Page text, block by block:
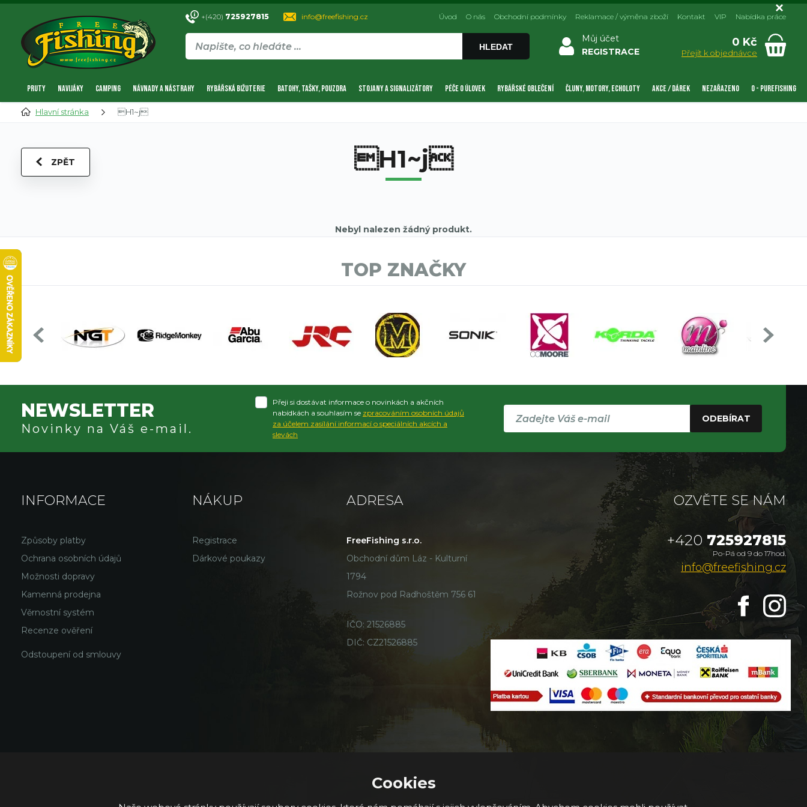
+(420) 725927815 info@freefishing.cz
HLEDAT
Můj účet
REGISTRACE
0 Kč
Přejít k objednávce
Úvod O nás Obchodní podmínky Reklamace / výměna zboží Kontakt VIP Nabídka práce
PRUTY NAVIJÁKY CAMPING NÁVNADY A NÁSTRAHY RYBÁŘSKÁ BIŽUTERIE BATOHY, TAŠKY, POUZDRA STOJANY A SIGNALIZÁTORY PÉČE O ÚLOVEK RYBÁŘSKÉ OBLEČENÍ ČLUNY, MOTORY, ECHOLOTY AKCE / DÁREK NEZAŘAZENO 0 - PUREFISHING
Hlavní stránka H1~j
ZPĚT H1~j
Nebyl nalezen žádný produkt.
TOP ZNAČKY
NEWSLETTER
Novinky na Váš e-mail.
Přeji si dostávat informace o novinkách a akčních
nabídkách a souhlasím se zpracováním osobních údajů
za účelem zasílání informací o speciálních akcích a
slevách
ODEBÍRAT
INFORMACE
Způsoby platby
Ochrana osobních údajů
Možnosti dopravy
Kamenná prodejna
Věrnostní systém
Recenze ověření
Odstoupení od smlouvy
NÁKUP
Registrace
Dárkové poukazy
ADRESA
FreeFishing s.r.o.
Obchodní dům Láz - Kulturní
1794
Rožnov pod Radhoštěm 756 61
IČO: 21526885
DIČ: CZ21526885
OZVĚTE SE NÁM
+420 725927815
Po-Pá od 9 do 17hod.
info@freefishing.cz
Cookies